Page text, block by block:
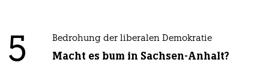
5 Bedrohung der liberalen Demokratie
Macht es bum in Sachsen-Anhalt?